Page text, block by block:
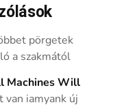
pörgetek
a szakmától
Machines Will
van iamyank új